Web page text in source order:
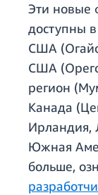
Эти новые
доступны
США
США
регион
Канада
Ирландия,
Южная
больше,